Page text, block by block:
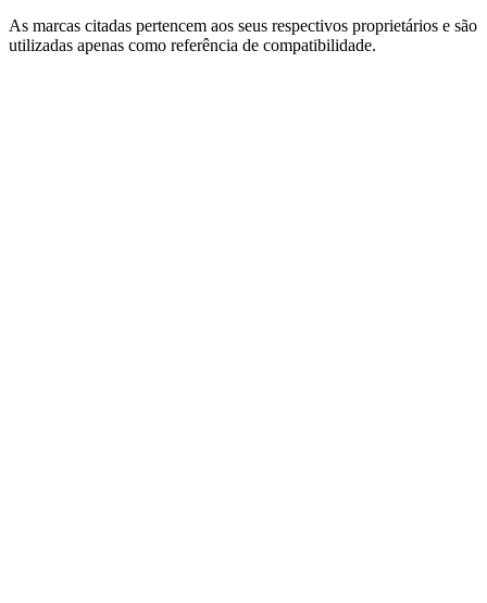
As marcas citadas pertencem aos seus respectivos proprietários e são
utilizadas apenas como referência de compatibilidade.